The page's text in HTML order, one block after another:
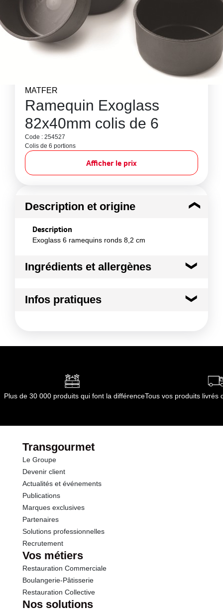
MATFER
Ramequin Exoglass
82x40mm colis de 6
Code : 254527
Colis de 6 portions
Afficher le prix
Description et origine
Description
Exoglass 6 ramequins ronds 8,2 cm
Ingrédients et allergènes
Matière principale : Exoglass
Infos pratiques
Durée totale du produit :non concerné
Opérations
Plus de 30 000 produits qui font la différenceTous vos produits livrés
Transgourmet
Le Groupe
Devenir client
Actualités et événements
Publications
Marques exclusives
Partenaires
Solutions professionnelles
Recrutement
Vos métiers
Restauration Commerciale
Boulangerie-Pâtisserie
Restauration Collective
Nos solutions